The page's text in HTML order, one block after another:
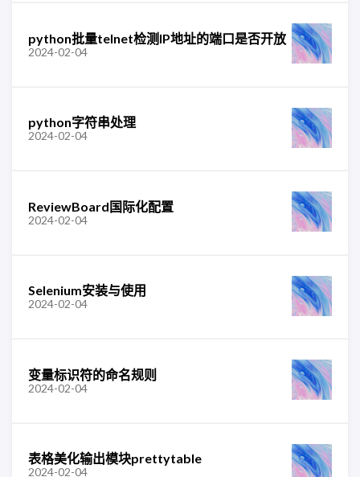
python批量telnet检测IP地址的端口是否开放
2024-02-04
python字符串处理
2024-02-04
ReviewBoard国际化配置
2024-02-04
Selenium安装与使用
2024-02-04
变量标识符的命名规则
2024-02-04
表格美化输出模块prettytable
2024-02-04